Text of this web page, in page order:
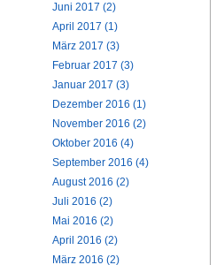
Juni 2017 (2)
April 2017 (1)
März 2017 (3)
Februar 2017 (3)
Januar 2017 (3)
Dezember 2016 (1)
November 2016 (2)
Oktober 2016 (4)
September 2016 (4)
August 2016 (2)
Juli 2016 (2)
Mai 2016 (2)
April 2016 (2)
März 2016 (2)